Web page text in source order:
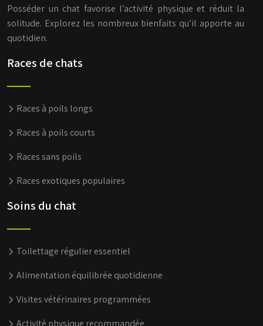
Posséder un chat favorise l’activité physique et réduit la
solitude. Explorez les nombreux bienfaits qu’il apporte au
quotidien.
Races de chats
Races à poils longs
Races à poils courts
Races sans poils
Races exotiques populaires
Soins du chat
Toilettage régulier essentiel
Alimentation équilibrée quotidienne
Visites vétérinaires programmées
Activité physique recommandée